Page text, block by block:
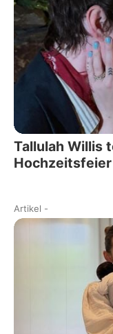
Tallulah Willis
Hochzeitsfeier
Artikel -